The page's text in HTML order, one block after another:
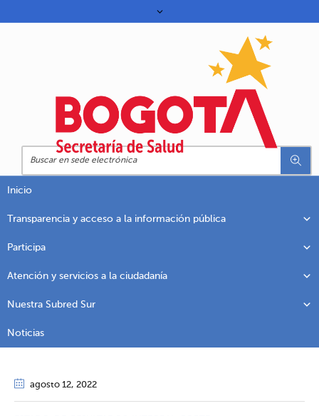
Inicio
Transparencia y acceso a la información pública
Participa
Atención y servicios a la ciudadanía
Nuestra Subred Sur
Noticias
agosto 12, 2022